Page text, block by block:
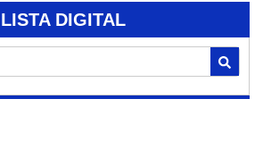
LISTA DIGITAL